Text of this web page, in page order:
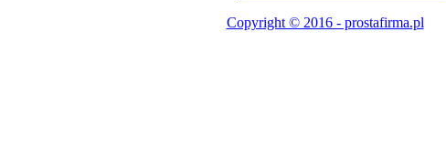
Copyright © 2016 - prostafirma.pl